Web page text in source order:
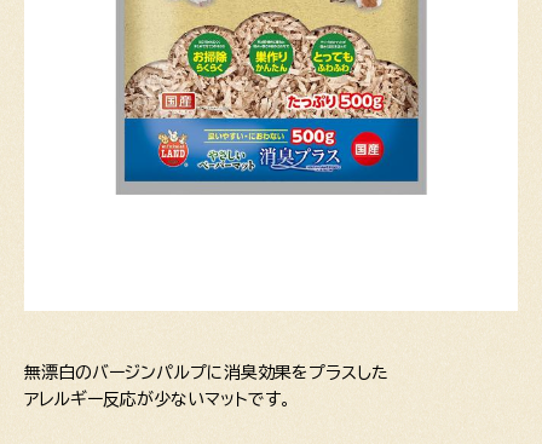
無漂白のバージンパルプに消臭効果をプラスした
アレルギー反応が少ないマットです。